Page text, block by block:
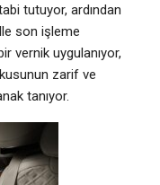
tutuyor, ardından
son işleme
vernik uygulanıyor,
zarif ve
tanıyor.